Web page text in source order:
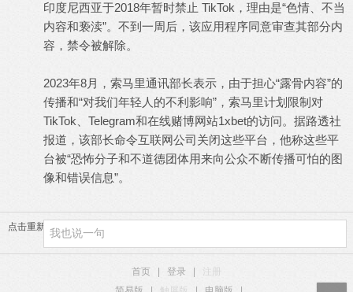
印度尼西亚于2018年暂时禁止 TikTok，理由是“色情、不当
内容和亵渎”。不到一周后，该应用程序同意审查其部分内
容，禁令被解除。
2023年8月，索马里通讯部长表示，由于担心“露骨内容”的
传播和“对我们年轻人的不利影响”，索马里计划限制对
TikTok、Telegram和在线赌博网站1xbet的访问。据路透社
报道，该部长命令互联网公司关闭这些平台，他称这些平
台被“恐怖分子和不道德团体用来向公众不断传播可怕的图
像和错误信息”。
点击重新加载
首页 登录